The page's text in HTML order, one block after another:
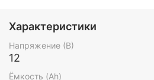
Характеристики
Напряжение (В)
12
Ёмкость (Ah)